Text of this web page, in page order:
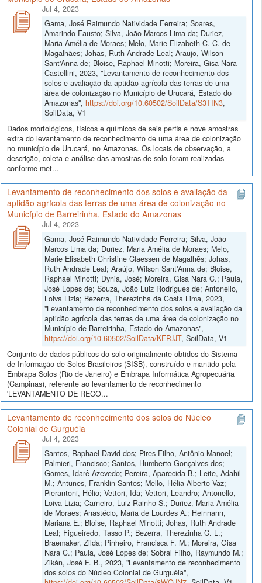
Jul 4, 2023
Gama, José Raimundo Natividade Ferreira; Soares,
Amarindo Fausto; Silva, João Marcos Lima da; Duriez,
Maria Amélia de Moraes; Melo, Marie Elizabeth C. C. de
Magalhães; Johas, Ruth Andrade Leal; Araujo, Wilson
Sant'Anna de; Bloise, Raphael Minotti; Moreira, Gisa Nara
Castellini, 2023, "Levantamento de reconhecimento dos
solos e avaliação da aptidão agrícola das terras de uma
área de colonização no Município de Urucará, Estado do
Amazonas", https://doi.org/10.60502/SoilData/S3TIN3,
SoilData, V1
Dados morfológicos, físicos e químicos de seis perfis e nove amostras
extra do levantamento de reconhecimento de uma área de colonização
no município de Urucará, no Amazonas. Os locais de observação, a
descrição, coleta e análise das amostras de solo foram realizadas
conforme met...
Levantamento de reconhecimento dos solos e avaliação da
aptidão agrícola das terras de uma área de colonização no
Município de Barreirinha, Estado do Amazonas
Jul 4, 2023
Gama, José Raimundo Natividade Ferreira; Silva, João
Marcos Lima da; Duriez, Maria Amélia de Moraes; Melo,
Marie Elisabeth Christine Claessen de Magalhẽs; Johas,
Ruth Andrade Leal; Araújo, Wilson Sant'Anna de; Bloise,
Raphael Minotti; Dynia, José; Moreira, Gisa Nara C.; Paula,
José Lopes de; Souza, João Luiz Rodrigues de; Antonello,
Loiva Lizia; Bezerra, Therezinha da Costa Lima, 2023,
"Levantamento de reconhecimento dos solos e avaliação da
aptidão agrícola das terras de uma área de colonização no
Município de Barreirinha, Estado do Amazonas",
https://doi.org/10.60502/SoilData/KEPJJT, SoilData, V1
Conjunto de dados públicos do solo originalmente obtidos do Sistema
de Informação de Solos Brasileiros (SISB), construído e mantido pela
Embrapa Solos (Rio de Janeiro) e Embrapa Informática Agropecuária
(Campinas), referente ao levantamento de reconhecimento
'LEVANTAMENTO DE RECO...
Levantamento de reconhecimento dos solos do Núcleo
Colonial de Gurguéia
Jul 4, 2023
Santos, Raphael David dos; Pires Filho, Antônio Manoel;
Palmieri, Francisco; Santos, Humberto Gonçalves dos;
Gomes, Idarê Azevedo; Pereira, Aparecida B.; Leite, Adahil
M.; Antunes, Franklin Santos; Mello, Hélia Alberto Vaz;
Pierantoni, Hélio; Vettori, Ida; Vettori, Leandro; Antonello,
Loiva Lizia; Carneiro, Luiz Rainho S.; Duriez, Maria Amélia
de Moraes; Anastécio, Maria de Lourdes A.; Heinnann,
Mariana E.; Bloise, Raphael Minotti; Johas, Ruth Andrade
Leal; Figueiredo, Tasso P.; Bezerra, Therezinha C. L.;
Braemaker, Zilda; Pinheiro, Francisca F. M.; Moreira, Gisa
Nara C.; Paula, José Lopes de; Sobral Filho, Raymundo M.;
Zikán, José F. B., 2023, "Levantamento de reconhecimento
dos solos do Núcleo Colonial de Gurguéia",